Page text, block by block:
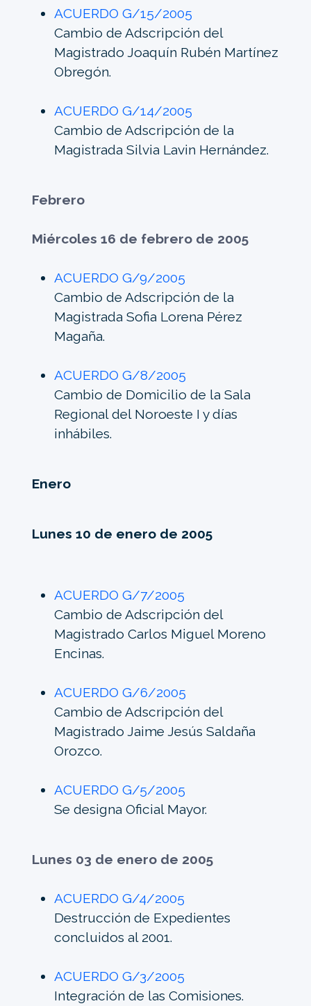
ACUERDO G/15/2005
Cambio de Adscripción del
Magistrado Joaquín Rubén Martínez
Obregón.
ACUERDO G/14/2005
Cambio de Adscripción de la
Magistrada Silvia Lavin Hernández.
Febrero
Miércoles 16 de febrero de 2005
ACUERDO G/9/2005
Cambio de Adscripción de la
Magistrada Sofia Lorena Pérez
Magaña.
ACUERDO G/8/2005
Cambio de Domicilio de la Sala
Regional del Noroeste I y días
inhábiles.
Enero
Lunes 10 de enero de 2005
ACUERDO G/7/2005
Cambio de Adscripción del
Magistrado Carlos Miguel Moreno
Encinas.
ACUERDO G/6/2005
Cambio de Adscripción del
Magistrado Jaime Jesús Saldaña
Orozco.
ACUERDO G/5/2005
Se designa Oficial Mayor.
Lunes 03 de enero de 2005
ACUERDO G/4/2005
Destrucción de Expedientes
concluidos al 2001.
ACUERDO G/3/2005
Integración de las Comisiones.